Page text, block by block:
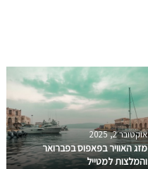
אוקטובר 2, 2025
מזג האוויר בפאפוס בפברואר
והמלצות למטייל